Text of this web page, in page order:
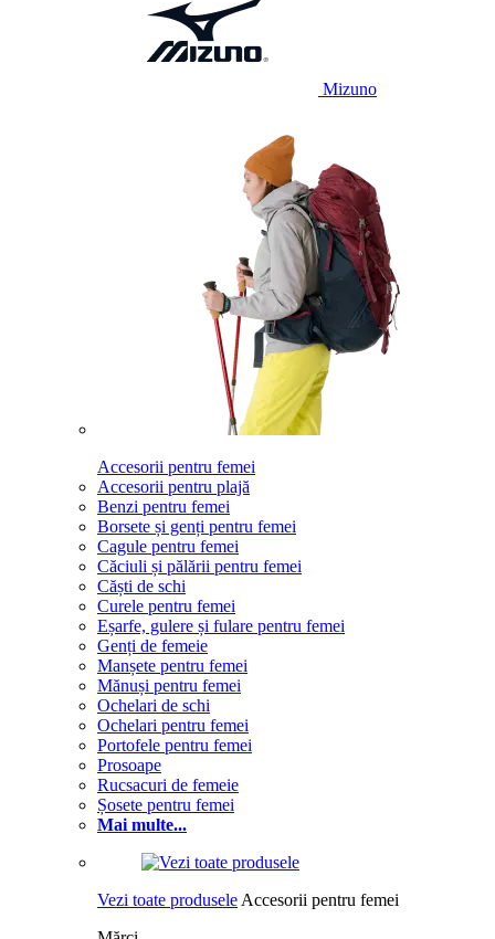
Mizuno
Accesorii pentru femei
Accesorii pentru plajă
Benzi pentru femei
Borsete și genți pentru femei
Cagule pentru femei
Căciuli și pălării pentru femei
Căști de schi
Curele pentru femei
Eșarfe, gulere și fulare pentru femei
Genți de femeie
Manșete pentru femei
Mănuși pentru femei
Ochelari de schi
Ochelari pentru femei
Portofele pentru femei
Prosoape
Rucsacuri de femeie
Șosete pentru femei
Mai multe...
Vezi toate produsele Accesorii pentru femei